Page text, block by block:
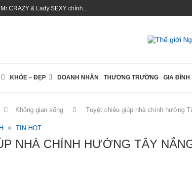
CRAZY & Lady SEXY chính...
KHỎE – ĐẸP DOANH NHÂN THƯƠNG TRƯỜNG GIA ĐÌNH
Không gian sống Tuyệt chiêu giúp nhà chính hướng
TIN HOT
NHÀ CHÍNH HƯỚNG TÂY